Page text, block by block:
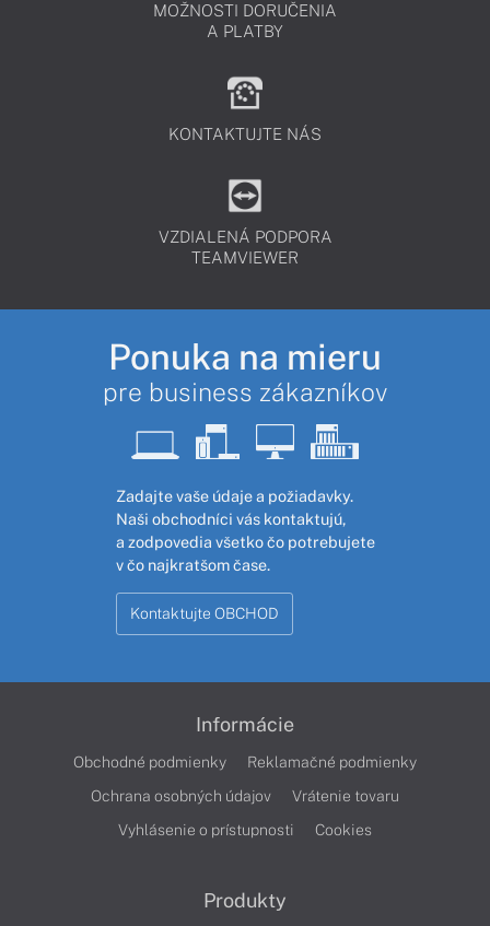
MOŽNOSTI DORUČENIA
A PLATBY
KONTAKTUJTE NÁS
VZDIALENÁ PODPORA
TEAMVIEWER
Ponuka na mieru
pre business zákazníkov
Zadajte vaše údaje a požiadavky.
Naši obchodníci vás kontaktujú,
a zodpovedia všetko čo potrebujete
v čo najkratšom čase.
Kontaktujte OBCHOD
Informácie
Obchodné podmienky
Reklamačné podmienky
Ochrana osobných údajov
Vrátenie tovaru
Vyhlásenie o prístupnosti
Cookies
Produkty